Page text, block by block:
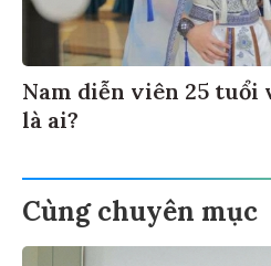
Nam diễn viên 25 tuổi
là ai?
Cùng chuyên mục